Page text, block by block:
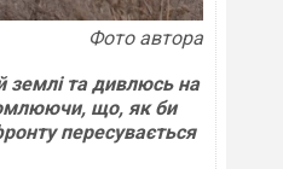
Фото автора
землі та дивлюсь на
що, як би
пересувається